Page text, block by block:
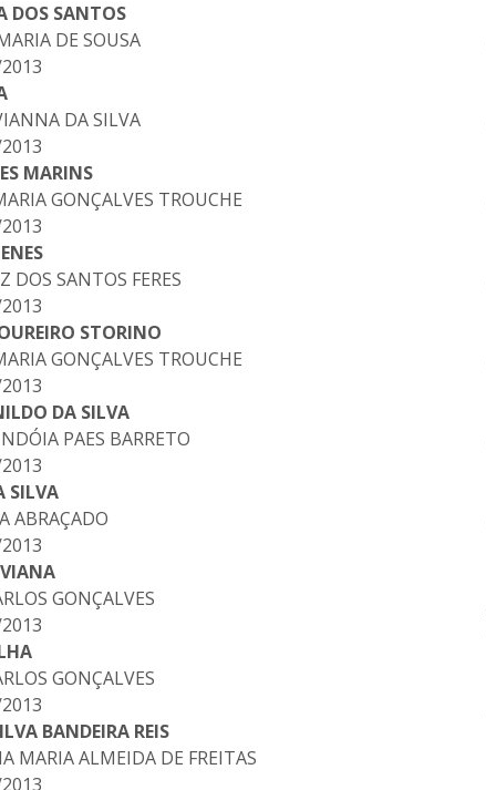
DOS SANTOS
DE SOUSA
DA SILVA
MARINS
GONÇALVES TROUCHE
SANTOS FERES
STORINO
GONÇALVES TROUCHE
DA SILVA
PAES BARRETO
SILVA
ABRAÇADO
GONÇALVES
GONÇALVES
BANDEIRA REIS
MARIA ALMEIDA DE FREITAS